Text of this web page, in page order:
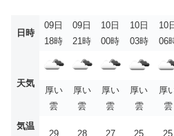
日時
09日
18時
09日
21時
10日
00時
10日
03時
10
06
天気
厚い
雲
厚い
雲
厚い
雲
厚い
雲
厚
雲
気温
29 28 27 25 25